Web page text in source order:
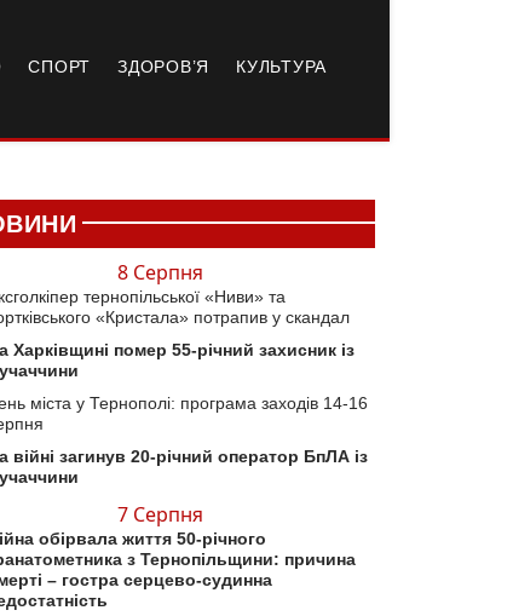
СПОРТ ЗДОРОВ’Я КУЛЬТУРА
8 Серпня
тернопільської «Ниви» та
«Кристала» потрапив у скандал
Харківщині помер 55-річний захисник із
міста у Тернополі: програма заходів 14-16
війні загинув 20-річний оператор БпЛА із
7 Серпня
обірвала життя 50-річного
з Тернопільщини: причина
– гостра серцево-судинна